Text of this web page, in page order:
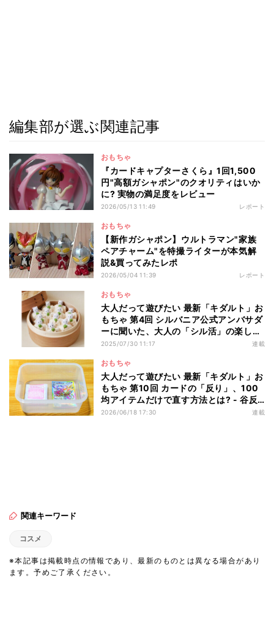
編集部が選ぶ関連記事
おもちゃ
『カードキャプターさくら』1回1,500
円"高額ガシャポン"のクオリティはいか
に? 実物の満足度をレビュー
2026/05/13 11:49 レポート
おもちゃ
【新作ガシャポン】ウルトラマン"家族
ペアチャーム"を特撮ライターが本気解
説&買ってみたレポ
2026/05/04 11:39 レポート
おもちゃ
大人だって遊びたい 最新「キダルト」お
もちゃ 第4回 シルバニア公式アンバサダ
ーに聞いた、大人の「シル活」の楽しみ
方 - 自分だけの小さな世界の作り方と
2025/07/30 11:17 連載
おもちゃ
大人だって遊びたい 最新「キダルト」お
もちゃ 第10回 カードの「反り」、100
均アイテムだけで直す方法とは? - 谷反
り&山反り解決方法を大検証
2026/06/18 17:30 連載
関連キーワード
コスメ
※本記事は掲載時点の情報であり、最新のものとは異なる場合があり
ます。予めご了承ください。